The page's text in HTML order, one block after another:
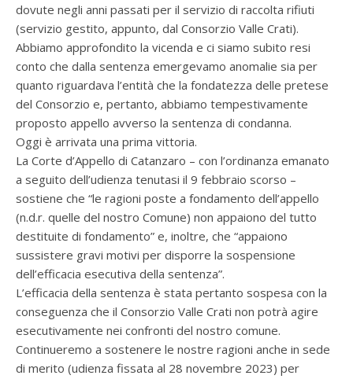
dovute negli anni passati per il servizio di raccolta rifiuti
(servizio gestito, appunto, dal Consorzio Valle Crati).
Abbiamo approfondito la vicenda e ci siamo subito resi
conto che dalla sentenza emergevamo anomalie sia per
quanto riguardava l’entità che la fondatezza delle pretese
del Consorzio e, pertanto, abbiamo tempestivamente
proposto appello avverso la sentenza di condanna.
Oggi è arrivata una prima vittoria.
La Corte d’Appello di Catanzaro – con l’ordinanza emanato
a seguito dell’udienza tenutasi il 9 febbraio scorso –
sostiene che “le ragioni poste a fondamento dell’appello
(n.d.r. quelle del nostro Comune) non appaiono del tutto
destituite di fondamento” e, inoltre, che “appaiono
sussistere gravi motivi per disporre la sospensione
dell’efficacia esecutiva della sentenza”.
L’efficacia della sentenza è stata pertanto sospesa con la
conseguenza che il Consorzio Valle Crati non potrà agire
esecutivamente nei confronti del nostro comune.
Continueremo a sostenere le nostre ragioni anche in sede
di merito (udienza fissata al 28 novembre 2023) per